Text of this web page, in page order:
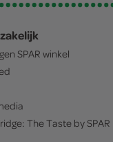
SPAR winkel
The Taste bySPAR